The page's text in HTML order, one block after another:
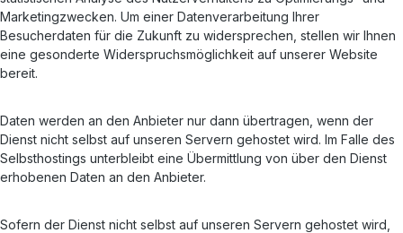
Marketingzwecken. Um einer Datenverarbeitung Ihrer
Besucherdaten für die Zukunft zu widersprechen, stellen wir Ihnen
eine gesonderte Widerspruchsmöglichkeit auf unserer Website
bereit.
Daten werden an den Anbieter nur dann übertragen, wenn der
Dienst nicht selbst auf unseren Servern gehostet wird. Im Falle des
Selbsthostings unterbleibt eine Übermittlung von über den Dienst
erhobenen Daten an den Anbieter.
Sofern der Dienst nicht selbst auf unseren Servern gehostet wird,